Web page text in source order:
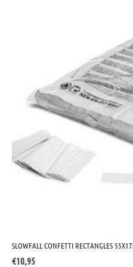
SLOWFALL CONFETTI RECTANGLES
€10,95